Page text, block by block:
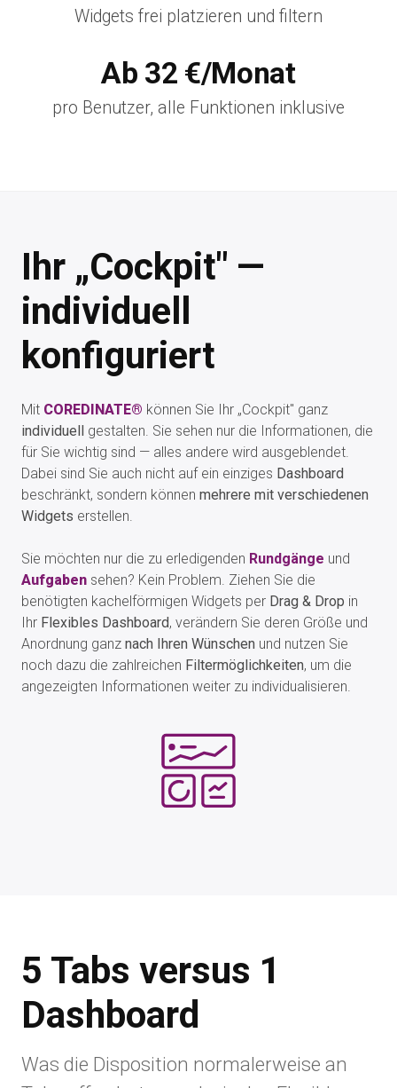
Widgets frei platzieren und filtern
Ab 32 €/Monat
pro Benutzer, alle Funktionen inklusive
Ihr „Cockpit" —
individuell
konfiguriert
Mit COREDINATE® können Sie Ihr „Cockpit" ganz
individuell gestalten. Sie sehen nur die Informationen, die
für Sie wichtig sind — alles andere wird ausgeblendet.
Dabei sind Sie auch nicht auf ein einziges Dashboard
beschränkt, sondern können mehrere mit verschiedenen
Widgets erstellen.
Sie möchten nur die zu erledigenden Rundgänge und
Aufgaben sehen? Kein Problem. Ziehen Sie die
benötigten kachelförmigen Widgets per Drag & Drop in
Ihr Flexibles Dashboard, verändern Sie deren Größe und
Anordnung ganz nach Ihren Wünschen und nutzen Sie
noch dazu die zahlreichen Filtermöglichkeiten, um die
angezeigten Informationen weiter zu individualisieren.
5 Tabs versus 1
Dashboard
Was die Disposition normalerweise an